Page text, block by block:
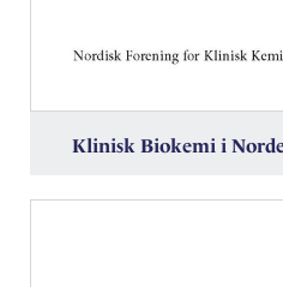
Klinisk Biokemi i